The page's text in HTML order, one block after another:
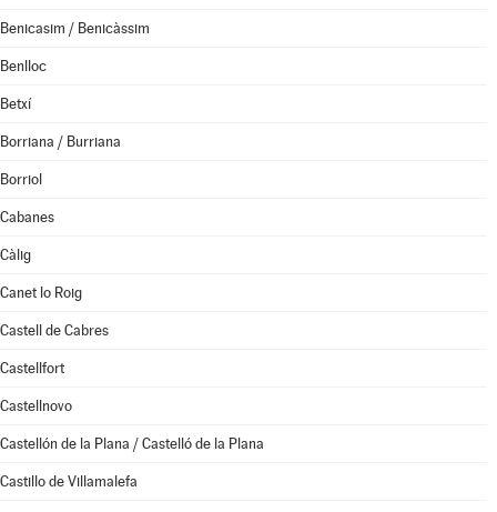
Benicasim / Benicàssim
Benlloc
Betxí
Borriana / Burriana
Borriol
Cabanes
Càlig
Canet lo Roig
Castell de Cabres
Castellfort
Castellnovo
Castellón de la Plana / Castelló de la Plana
Castillo de Villamalefa